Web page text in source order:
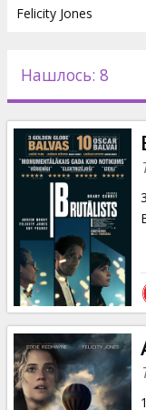
Новости
Подарки
B2B
Клуб
Нашлось: 8